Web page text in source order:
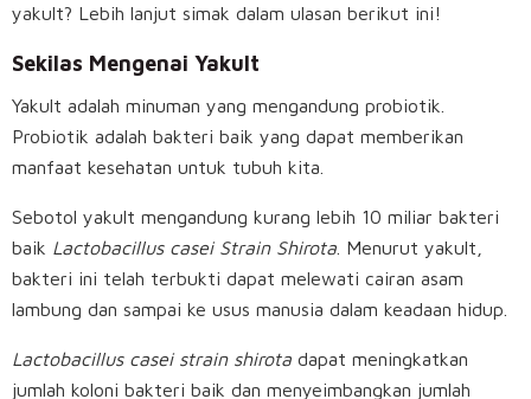
yakult? Lebih lanjut simak dalam ulasan berikut ini!
Sekilas Mengenai Yakult
Yakult adalah minuman yang mengandung probiotik.
Probiotik adalah bakteri baik yang dapat memberikan
manfaat kesehatan untuk tubuh kita.
Sebotol yakult mengandung kurang lebih 10 miliar bakteri
baik Lactobacillus casei Strain Shirota . Menurut yakult,
bakteri ini telah terbukti dapat melewati cairan asam
lambung dan sampai ke usus manusia dalam keadaan hidup.
Lactobacillus casei strain shirota dapat meningkatkan
jumlah koloni bakteri baik dan menyeimbangkan jumlah